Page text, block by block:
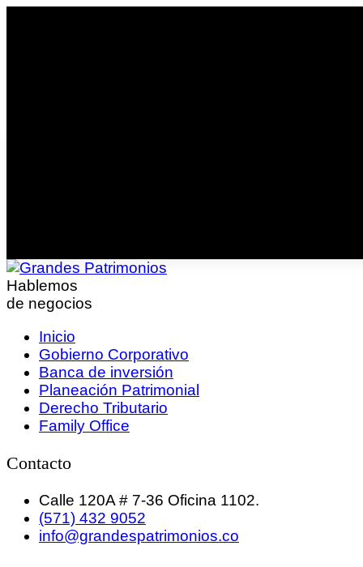
Hablemos
de negocios
Inicio
Gobierno Corporativo
Banca de inversión
Planeación Patrimonial
Derecho Tributario
Family Office
Contacto
Calle 120A # 7-36 Oficina 1102.
(571) 432 9052
info@grandespatrimonios.co